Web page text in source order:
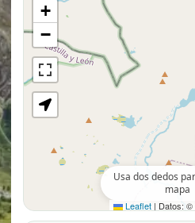
+
−
Leaflet | Datos: ©
Usa dos dedos
mapa